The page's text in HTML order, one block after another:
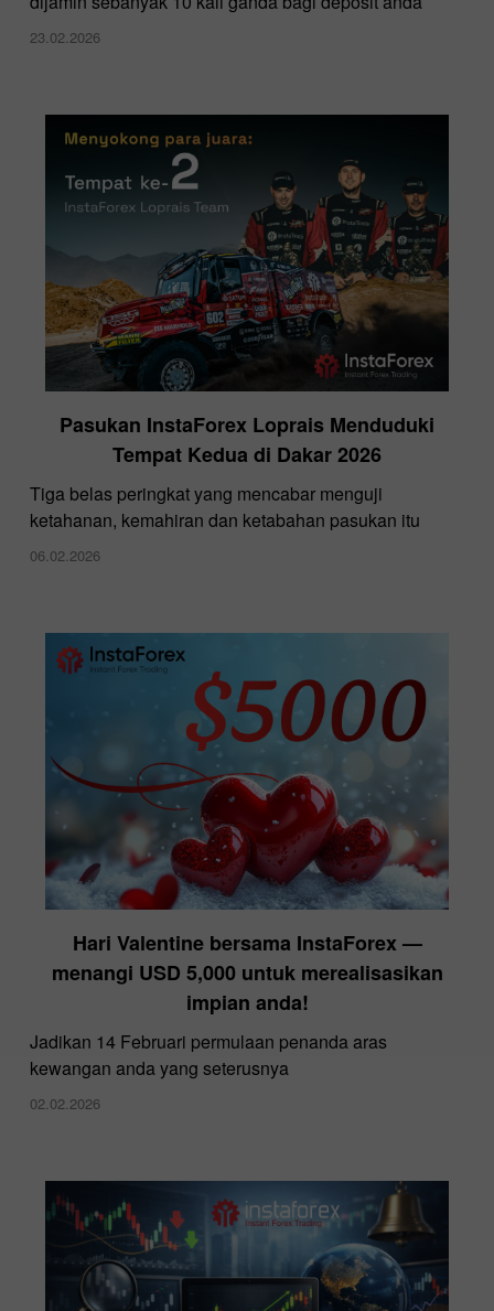
23.02.2026
Pasukan InstaForex Loprais Menduduki
Tempat Kedua di Dakar 2026
Tiga belas peringkat yang mencabar menguji
ketahanan, kemahiran dan ketabahan pasukan itu
06.02.2026
Hari Valentine bersama InstaForex —
menangi USD 5,000 untuk merealisasikan
impian anda!
Jadikan 14 Februari permulaan penanda aras
kewangan anda yang seterusnya
02.02.2026